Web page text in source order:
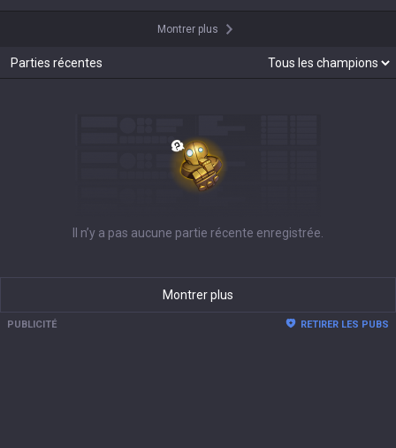
Montrer plus
Parties récentes
Il n’y a pas aucune partie récente enregistrée.
Montrer plus
PUBLICITÉ RETIRER LES PUBS